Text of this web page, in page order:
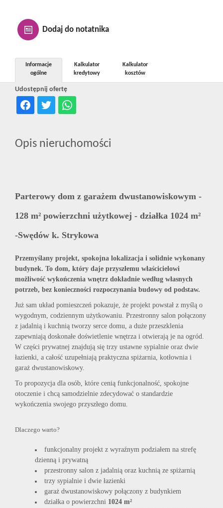
dla
Dodaj do notatnika
Udostępnij ofertę
Informacje
ogólne
Kalkulator
kredytowy
Kalkulator
kosztów
Opis nieruchomości
Parterowy dom z garażem dwustanowiskowym -
128 m² powierzchni użytkowej - działka 1024 m²
-Swędów k. Strykowa
Przemyślany projekt, spokojna lokalizacja i solidnie wykonany
budynek. To dom, który daje przyszłemu właścicielowi
możliwość wykończenia wnętrz dokładnie według własnych
potrzeb, bez konieczności rozpoczynania budowy od podstaw.
Już sam układ pomieszczeń pokazuje, że projekt powstał z myślą o
wygodnym, codziennym użytkowaniu. Przestronny salon połączony
z jadalnią i kuchnią tworzy serce domu, a duże przeszklenia
zapewniają doskonałe doświetlenie wnętrza i otwierają je na ogród.
W części prywatnej znajdują się trzy ustawne sypialnie oraz dwie
łazienki, a całość uzupełniają praktyczna spiżarnia, kotłownia i
garaż dwustanowiskowy.
To propozycja dla osób, które cenią funkcjonalność, spokojne
otoczenie i chcą samodzielnie zdecydować o standardzie
wykończenia swojego przyszłego domu.
Dlaczego warto?
funkcjonalny projekt z wyraźnym podziałem na strefę
dzienną i prywatną
przestronny salon z jadalnią oraz kuchnią ze spiżarnią
trzy sypialnie i dwie łazienki
garaż dwustanowiskowy połączony z budynkiem
działka o powierzchni 1024 m²